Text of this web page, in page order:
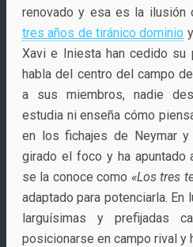
renovado y esa es la ilusión
tres años de tiránico dominio
Xavi e Iniesta han cedido su
habla del centro del campo
a sus miembros, nadie
estudia ni enseña cómo
en los fichajes de Neymar y
girado el foco y ha apuntado
se la conoce como «Los tres
adaptado para potenciarla. En
larguísimas y prefijadas
posicionarse en campo rival y